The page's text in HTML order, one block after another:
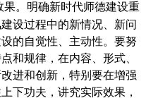
。明确新时代师德建设重
设过程中的新情况、新问
的自觉性、主动性。要努
和规律，在内容、形式、
进和创新，特别要在增强
下功夫，讲究实际效果，